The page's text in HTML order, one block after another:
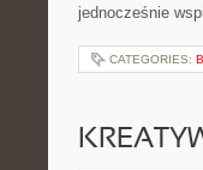
jednocześnie
CATEGORIES: